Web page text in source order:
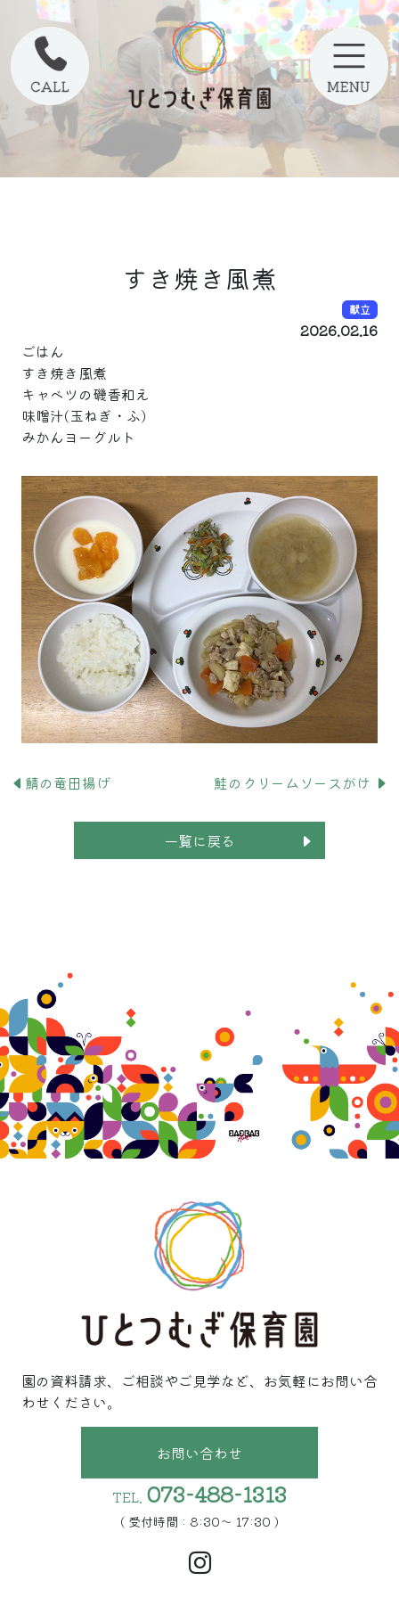
すき焼き風煮
献立
2026.02.16
ごはん
すき焼き風煮
キャベツの磯香和え
味噌汁(玉ねぎ・ふ)
みかんヨーグルト
鯖の竜田揚げ 鮭のクリームソースがけ
一覧に戻る
園の資料請求、ご相談やご見学など、お気軽にお問い合
わせください。
お問い合わせ
TEL. 073-488-1313
( 受付時間 : 8:30〜 17:30 )